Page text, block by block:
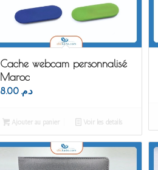
Cache webcam personnalisé
Maroc
د.م. 8.00
Ajouter au panier Voir les détails